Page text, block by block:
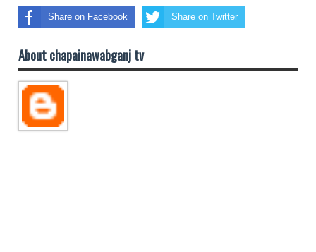
Share on Facebook Share on Twitter
About chapainawabganj tv